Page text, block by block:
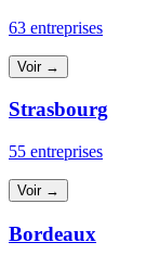
63 entreprises
Voir →
Strasbourg
55 entreprises
Voir →
Bordeaux